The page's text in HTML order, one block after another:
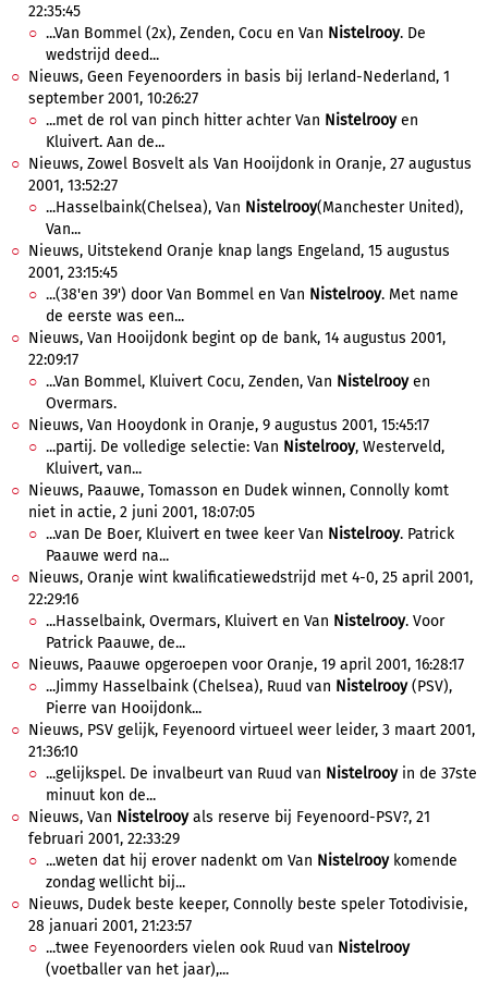
22:35:45
...Van Bommel (2x), Zenden, Cocu en Van Nistelrooy. De
wedstrijd deed...
Nieuws, Geen Feyenoorders in basis bij Ierland-Nederland, 1
september 2001, 10:26:27
...met de rol van pinch hitter achter Van Nistelrooyen
Kluivert. Aan de...
Nieuws, Zowel Bosvelt als Van Hooijdonk in Oranje, 27 augustus
2001, 13:52:27
...Hasselbaink(Chelsea), Van Nistelrooy(Manchester United),
Van...
Nieuws, Uitstekend Oranje knap langs Engeland, 15 augustus
2001, 23:15:45
...(38'en 39') door Van Bommel en Van Nistelrooy. Met name
de eerste was een...
Nieuws, Van Hooijdonk begint op de bank, 14 augustus 2001,
22:09:17
...Van Bommel, Kluivert Cocu, Zenden, Van Nistelrooyen
Overmars.
Nieuws, Van Hooydonk in Oranje, 9 augustus 2001, 15:45:17
...partij. De volledige selectie: Van Nistelrooy, Westerveld,
Kluivert, van...
Nieuws, Paauwe, Tomasson en Dudek winnen, Connolly komt
niet in actie, 2 juni 2001, 18:07:05
...van De Boer, Kluivert en twee keer Van Nistelrooy. Patrick
Paauwe werd na...
Nieuws, Oranje wint kwalificatiewedstrijd met 4-0, 25 april 2001,
22:29:16
...Hasselbaink, Overmars, Kluivert en Van Nistelrooy. Voor
Patrick Paauwe, de...
Nieuws, Paauwe opgeroepen voor Oranje, 19 april 2001, 16:28:17
...Jimmy Hasselbaink (Chelsea), Ruud van Nistelrooy(PSV),
Pierre van Hooijdonk...
Nieuws, PSV gelijk, Feyenoord virtueel weer leider, 3 maart 2001,
21:36:10
...gelijkspel. De invalbeurt van Ruud van Nistelrooyin de 37ste
minuut kon de...
Nieuws, Van Nistelrooyals reserve bij Feyenoord-PSV?, 21
februari 2001, 22:33:29
...weten dat hij erover nadenkt om Van Nistelrooykomende
zondag wellicht bij...
Nieuws, Dudek beste keeper, Connolly beste speler Totodivisie,
28 januari 2001, 21:23:57
...twee Feyenoorders vielen ook Ruud van Nistelrooy
(voetballer van het jaar),...